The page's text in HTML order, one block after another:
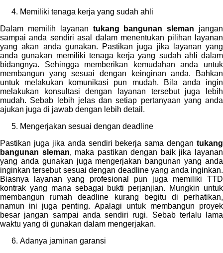
Memiliki tenaga kerja yang sudah ahli
Dalam memilih layanan tukang bangunan sleman jangan
sampai anda sendiri asal dalam menentukan pilihan layanan
yang akan anda gunakan. Pastikan juga jika layanan yang
anda gunakan memiliki tenaga kerja yang sudah ahli dalam
bidangnya. Sehingga memberikan kemudahan anda untuk
membangun yang sesuai dengan keinginan anda. Bahkan
untuk melakukan komunikasi pun mudah. Bila anda ingin
melakukan konsultasi dengan layanan tersebut juga lebih
mudah. Sebab lebih jelas dan setiap pertanyaan yang anda
ajukan juga di jawab dengan lebih detail.
Mengerjakan sesuai dengan deadline
Pastikan juga jika anda sendiri bekerja sama dengan tukang
bangunan sleman, maka pastikan dengan baik jika layanan
yang anda gunakan juga mengerjakan bangunan yang anda
inginkan tersebut sesuai dengan deadline yang anda inginkan.
Biasnya layanan yang profesional pun juga memiliki TTD
kontrak yang mana sebagai bukti perjanjian. Mungkin untuk
membangun rumah deadline kurang begitu di perhatikan,
namun ini juga penting. Apalagi untuk membangun proyek
besar jangan sampai anda sendiri rugi. Sebab terlalu lama
waktu yang di gunakan dalam mengerjakan.
Adanya jaminan garansi